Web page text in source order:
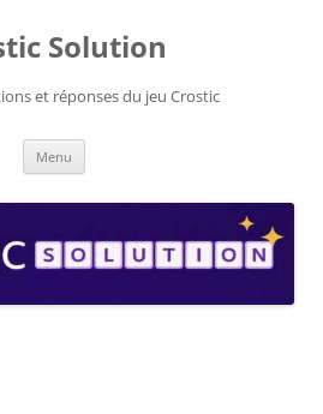
Solution
et réponses du jeu Crostic
Menu